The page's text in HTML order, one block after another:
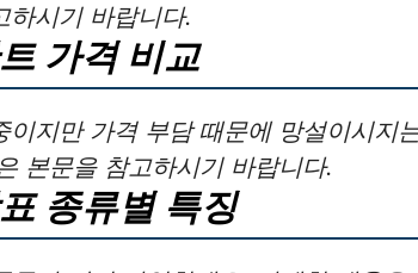
하시기 바랍니다.
가격 비교
이지만 가격 부담 때문에 망설이시지
본문을 참고하시기 바랍니다.
종류별 특징